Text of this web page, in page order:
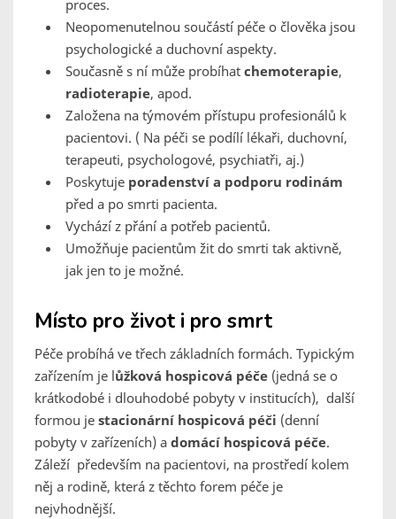
proces.
Neopomenutelnou součástí péče o člověka jsou
psychologické a duchovní aspekty.
Současně s ní může probíhat chemoterapie,
radioterapie, apod.
Založena na týmovém přístupu profesionálů k
pacientovi. ( Na péči se podílí lékaři, duchovní,
terapeuti, psychologové, psychiatři, aj.)
Poskytuje poradenství a podporu rodinám
před a po smrti pacienta.
Vychází z přání a potřeb pacientů.
Umožňuje pacientům žit do smrti tak aktivně,
jak jen to je možné.
Místo pro život i pro smrt
Péče probíhá ve třech základních formách. Typickým
zařízením je lůžková hospicová péče (jedná se o
krátkodobé i dlouhodobé pobyty v institucích), další
formou je stacionární hospicová péči (denní
pobyty v zařízeních) a domácí hospicová péče.
Záleží především na pacientovi, na prostředí kolem
něj a rodině, která z těchto forem péče je
nejvhodnější.